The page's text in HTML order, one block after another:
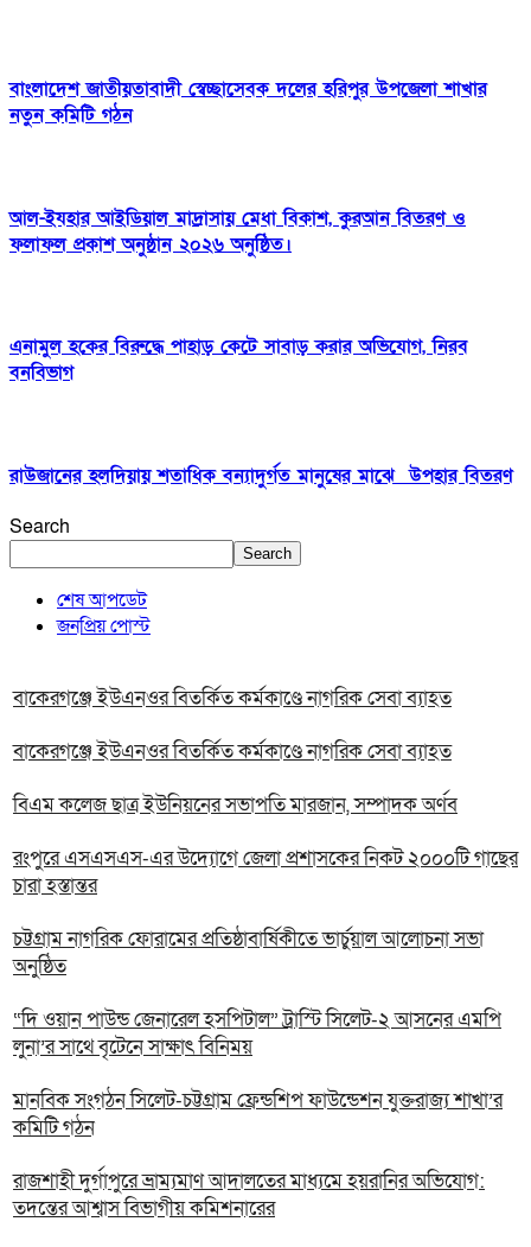
বাংলাদেশ জাতীয়তাবাদী স্বেচ্ছাসেবক দলের হরিপুর উপজেলা শাখার
নতুন কমিটি গঠন
আল-ইযহার আইডিয়াল মাদ্রাসায় মেধা বিকাশ, কুরআন বিতরণ ও
ফলাফল প্রকাশ অনুষ্ঠান ২০২৬ অনুষ্ঠিত।
এনামুল হকের বিরুদ্ধে পাহাড় কেটে সাবাড় করার অভিযোগ, নিরব
বনবিভাগ
রাউজানের হলদিয়ায় শতাধিক বন্যাদুর্গত মানুষের মাঝে উপহার বিতরণ
Search
Search
শেষ আপডেট
জনপ্রিয় পোস্ট
বাকেরগঞ্জে ইউএনওর বিতর্কিত কর্মকাণ্ডে নাগরিক সেবা ব্যাহত
বাকেরগঞ্জে ইউএনওর বিতর্কিত কর্মকাণ্ডে নাগরিক সেবা ব্যাহত
বিএম কলেজ ছাত্র ইউনিয়নের সভাপতি মারজান, সম্পাদক অর্ণব
রংপুরে এসএসএস-এর উদ্যোগে জেলা প্রশাসকের নিকট ২০০০টি গাছের
চারা হস্তান্তর
চট্টগ্রাম নাগরিক ফোরামের প্রতিষ্ঠাবার্ষিকীতে ভার্চুয়াল আলোচনা সভা
অনুষ্ঠিত
“দি ওয়ান পাউন্ড জেনারেল হসপিটাল” ট্রাস্টি সিলেট-২ আসনের এমপি
লুনা’র সা‌থে বৃটেনে সাক্ষাৎ বিনিময়
মানবিক সংগঠন সিলেট-চট্টগ্রাম ফ্রেন্ডশিপ ফাউন্ডেশন যুক্তরাজ্য শাখা’র
কমিটি গঠন
রাজশাহী দুর্গাপুরে ভ্রাম্যমাণ আদালতের মাধ্যমে হয়রানির অভিযোগ:
তদন্তের আশ্বাস বিভাগীয় কমিশনারের